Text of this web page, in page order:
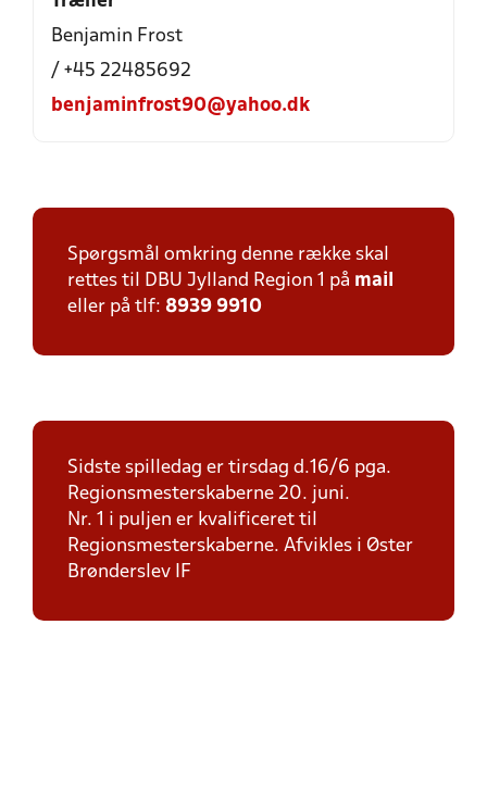
Benjamin Frost
/ +45 22485692
benjaminfrost90@yahoo.dk
Spørgsmål omkring denne række skal
rettes til DBU Jylland Region 1 på mail
eller på tlf: 8939 9910
Sidste spilledag er tirsdag d.16/6 pga.
Regionsmesterskaberne 20. juni.
Nr. 1 i puljen er kvalificeret til
Regionsmesterskaberne. Afvikles i Øster
Brønderslev IF